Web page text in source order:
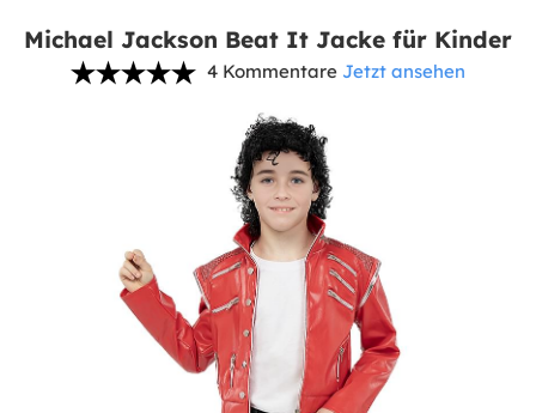
Michael Jackson Beat It Jacke für Kinder
4 Kommentare Jetzt ansehen